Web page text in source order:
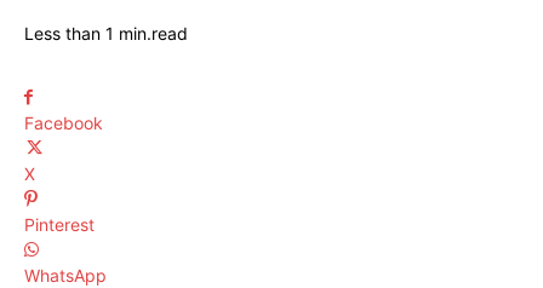
Less than 1 min.read
Facebook
X
Pinterest
WhatsApp